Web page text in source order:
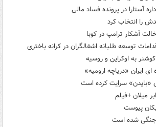
آستارا در پرونده فساد مالی
را انتخاب کرد
آشکار ترامپ در کوبا
توسعه طلبانه اشغالگران در کرانه باختری
به اوکراین و روسیه
ای ایران «دریاچه ارومیه»
«بایدن» سرایت کرده است
میلان +فیلم
پیوست
جنگی شده است